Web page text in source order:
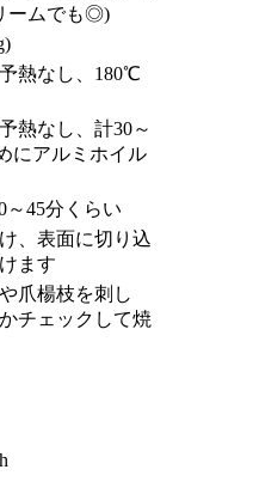
ームでも◎)
熱なし、180℃
熱なし、計30～
にアルミホイル
45分くらい
、表面に切り込
ます
爪楊枝を刺し
チェックして焼